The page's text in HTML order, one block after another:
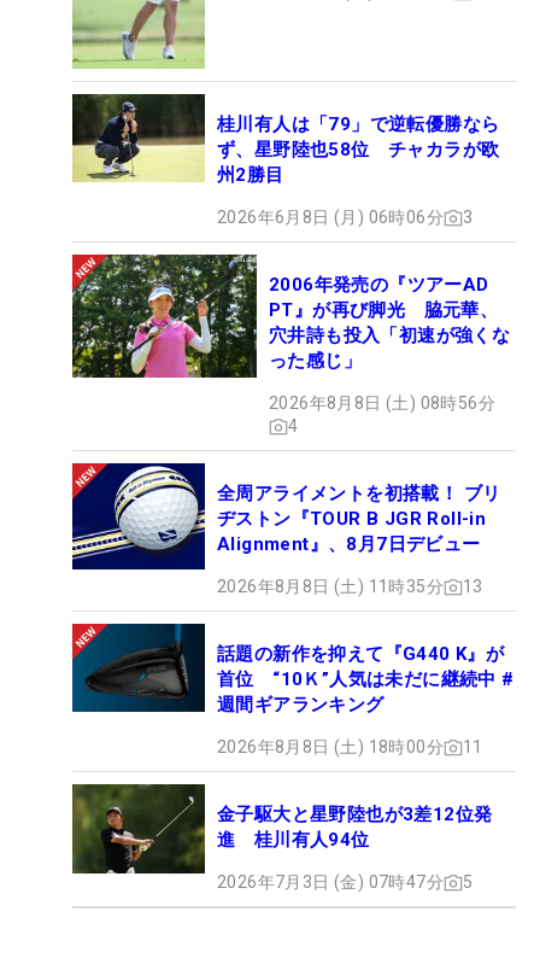
桂川有人は「79」で逆転優勝なら
ず、星野陸也58位 チャカラが欧
州2勝目
2026年6月8日 (月) 06時06分 3
2006年発売の『ツアーAD
PT』が再び脚光 脇元華、
穴井詩も投入「初速が強くな
った感じ」
2026年8月8日 (土) 08時56分
4
全周アライメントを初搭載！ ブリ
ヂストン『TOUR B JGR Roll-in
Alignment』、8月7日デビュー
2026年8月8日 (土) 11時35分 13
話題の新作を抑えて『G440 K』が
首位 “10Ｋ”人気は未だに継続中 #
週間ギアランキング
2026年8月8日 (土) 18時00分 11
金子駆大と星野陸也が3差12位発
進 桂川有人94位
2026年7月3日 (金) 07時47分 5